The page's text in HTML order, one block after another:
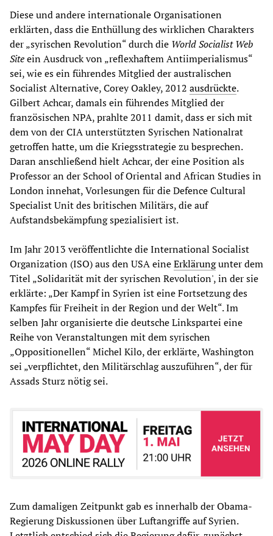
Diese und andere internationale Organisationen
erklärten, dass die Enthüllung des wirklichen Charakters
der „syrischen Revolution“ durch die World Socialist Web
Siteein Ausdruck von „reflexhaftem Antiimperialismus“
sei, wie es ein führendes Mitglied der australischen
Socialist Alternative, Corey Oakley, 2012 ausdrückte.
Gilbert Achcar, damals ein führendes Mitglied der
französischen NPA, prahlte 2011 damit, dass er sich mit
dem von der CIA unterstützten Syrischen Nationalrat
getroffen hatte, um die Kriegsstrategie zu besprechen.
Daran anschließend hielt Achcar, der eine Position als
Professor an der School of Oriental and African Studies in
London innehat, Vorlesungen für die Defence Cultural
Specialist Unit des britischen Militärs, die auf
Aufstandsbekämpfung spezialisiert ist.
Im Jahr 2013 veröffentlichte die International Socialist
Organization (ISO) aus den USA eineErklärungunter dem
Titel „Solidarität mit der syrischen Revolution', in der sie
erklärte: „Der Kampf in Syrien ist eine Fortsetzung des
Kampfes für Freiheit in der Region und der Welt“. Im
selben Jahr organisierte die deutsche Linkspartei eine
Reihe von Veranstaltungen mit dem syrischen
„Oppositionellen“ Michel Kilo, der erklärte, Washington
sei „verpflichtet, den Militärschlag auszuführen“, der für
Assads Sturz nötig sei.
Zum damaligen Zeitpunkt gab es innerhalb der Obama-
Regierung Diskussionen über Luftangriffe auf Syrien.